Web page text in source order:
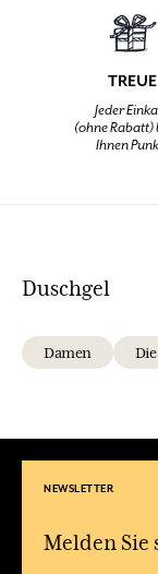
TREUE
Jeder
(ohne
Ihnen
Duschgel
Damen
NEWSLETTER
Melden Sie